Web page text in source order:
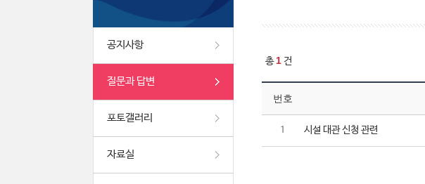
공지사항
질문과 답변
포토갤러리
자료실
총1 건
번호
1 시설 대관 신청 관련